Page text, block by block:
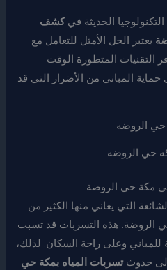
الحديثة فيكشف
يعتبر الحل الأمثل للتعامل مع
التقنيات المتطورة الوقت
حماية المباني من الأضرار التي قد
حي الروضه
مكة حي الروضة
التي يعاني منها الكثير من
الروضة. هذه التسربات قد تسبب
للمباني وعلى راحة السكان. لذلك،
حدوثتسربات المياه بمكة حي